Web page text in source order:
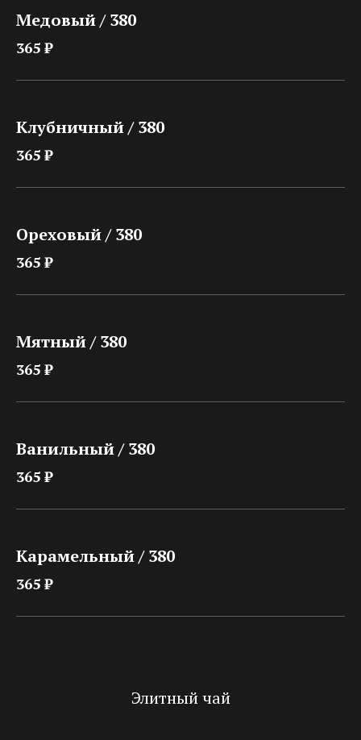
Медовый / 380
365 ₽
Клубничный / 380
365 ₽
Ореховый / 380
365 ₽
Мятный / 380
365 ₽
Ванильный / 380
365 ₽
Карамельный / 380
365 ₽
Элитный чай